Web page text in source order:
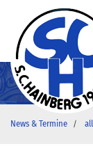
News & Termine